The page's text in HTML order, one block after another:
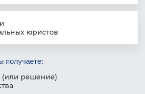
юристов
получаете:
(или решение)
Имя Отчество
рождения
Имя Отчество
рождения
рождения